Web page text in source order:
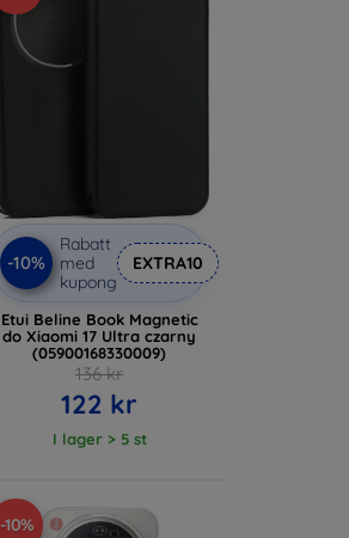
-10%
Rabatt
med
kupong
EXTRA10
Etui Beline Book Magnetic
do Xiaomi 17 Ultra czarny
(05900168330009)
136 kr
122 kr
I lager > 5 st
-10%